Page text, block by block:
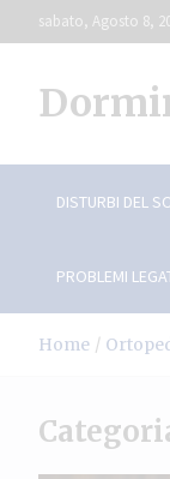
to
sabato, Agosto 8,
DISTURBI DEL
PROBLEMI
Home